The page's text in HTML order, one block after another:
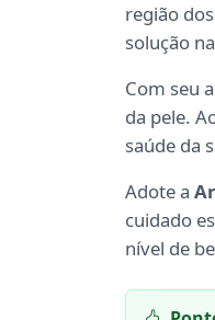
região
solução
Com seu
da pele.
saúde da
Adote a
cuidado
nível de